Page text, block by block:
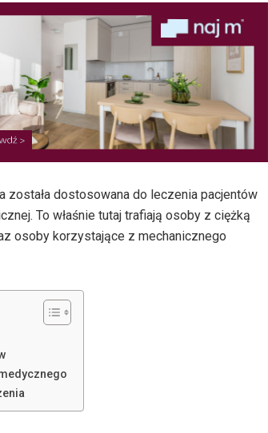
została dostosowana do leczenia pacjentów
To właśnie tutaj trafiają osoby z ciężką
osoby korzystające z mechanicznego